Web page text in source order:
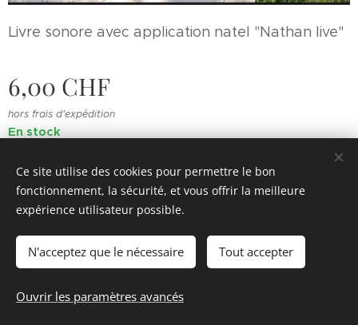
Livre sonore avec application natel "Nathan live"
6,00 CHF
hors frais d'expédition
En stock
Ajouter au panier
Ce site utilise des cookies pour permettre le bon
fonctionnement, la sécurité, et vous offrir la meilleure
expérience utilisateur possible.
N'acceptez que le nécessaire Tout accepter
Ouvrir les paramètres avancés